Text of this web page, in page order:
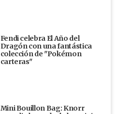
Fendi celebra El Año del
Dragón con una fantástica
colección de "Pokémon
carteras"
Mini Bouillon Bag: Knorr